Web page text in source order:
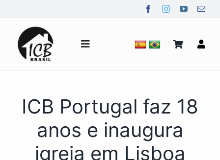
para
conteúdo
Alternar
navegação
Notícias
Mídia
ICB Portugal faz 18
anos e inaugura
igreja em Lisboa